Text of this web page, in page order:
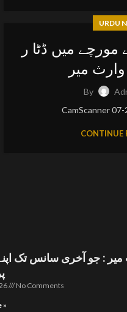
URDU
مورچے میں ڈٹا ر
وارث میر
By
CamScanner
CONTINUE
میر : جو آخری سانس تک
No Comments
»